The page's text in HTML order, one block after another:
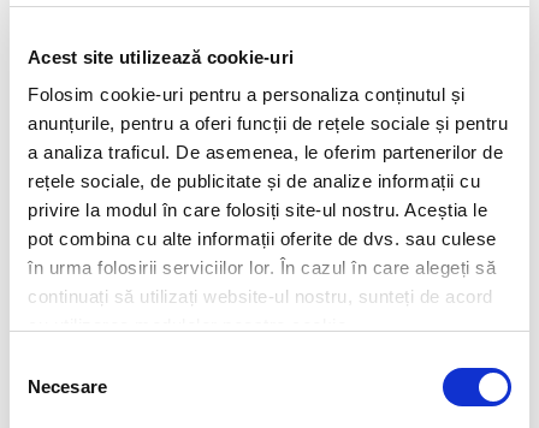
Acest site utilizează cookie-uri
Folosim cookie-uri pentru a personaliza conținutul și
anunțurile, pentru a oferi funcții de rețele sociale și pentru
a analiza traficul. De asemenea, le oferim partenerilor de
rețele sociale, de publicitate și de analize informații cu
privire la modul în care folosiți site-ul nostru. Aceștia le
pot combina cu alte informații oferite de dvs. sau culese
în urma folosirii serviciilor lor. În cazul în care alegeți să
continuați să utilizați website-ul nostru, sunteți de acord
consimțământului
Necesare
Wi-Fi
McDonald's Pitesti Nord DT
Comandă la
pachet
Deschis 24
ore
Locuri pe
terasă
McCafé
McDeliveryMcDrive
Mobile
Order & Pay
OferteParcare
masă